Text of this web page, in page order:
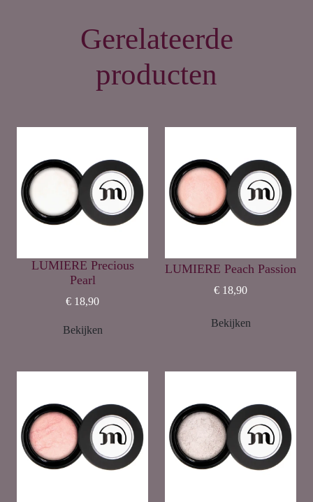
Gerelateerde
producten
LUMIERE Precious
Pearl
€ 18,90
Bekijken
LUMIERE Peach Passion
€ 18,90
Bekijken